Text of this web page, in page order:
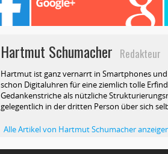
Hartmut Schumacher Redakteur
Hartmut ist ganz vernarrt in Smartphones
schon Digitaluhren für eine ziemlich tolle
Gedankenstriche als nützliche
gelegentlich in der dritten Person über sich
Alle Artikel von Hartmut Schumacher